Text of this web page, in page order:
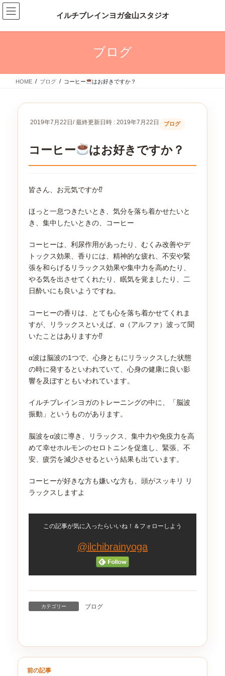
コ
ン
ナ
ビ
ブログ
HOME ブログ コーヒー はお好きですか？
2019年7月22日 / 最終更新日時 : 2019年7月22日 ブログ
コーヒー はお好きですか？
皆さん、お元気ですか⁉
ほっと一息つきたいとき、気分を落ち着かせたいと
き、集中したいときの、コーヒー
コーヒーは、利尿作用があったり、むくみ改善やデ
トックス効果、香りには、精神的な疲れ、不安や緊
張を和らげるリラックス効果や集中力を高めたり、
やる気を出させてくれたり、眠気を覚ましたり、二
日酔いにも良いようですね。
コーヒーの香りは、とても心を落ち着かせてくれま
すが、リラックスといえば、α（アルファ）波って聞
いたことはありますか⁉
α波は脳波の1つで、心身ともにリラックスした状態
の時に発するといわれていて、心身の健康に良い影
響を及ぼすともいわれています。
イルチブレインヨガのトレーニングの中に、「脳波
振動」というものがあります。
脳波をα波に導き、リラックス、集中力や免疫力を高
めて幸せホルモンのセロトニンを促進し、緊張、不
安、疲労を減少させるという結果も出ています。
コーヒーが好きな方も嫌いな方も、頭がスッキリ リ
ラックスしますよ
この記事が気に入ったらいいね！＆フォローしよう
@ilchibrainyoga
カテゴリー ブログ
前の記事